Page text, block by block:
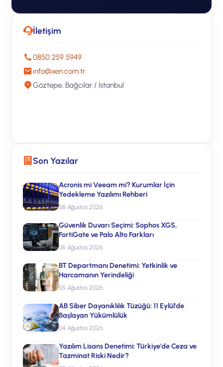
İletişim
0850 259 5949
info@xen.com.tr
Göztepe, Bağcılar / İstanbul
Son Yazılar
Acronis mi Veeam mi? Kurumlar İçin
Yedekleme Yazılımı Rehberi
08 Ağustos 2026
Güvenlik Duvarı Seçimi: Sophos XGS,
FortiGate ve Palo Alto Farkları
06 Ağustos 2026
BT Departmanı Denetimi: Yetkinlik ve
Harcamanın Yerindeliği
05 Ağustos 2026
AB Siber Dayanıklılık Tüzüğü: 11 Eylül'de
Başlayan Yükümlülük
04 Ağustos 2026
Yazılım Lisans Denetimi: Türkiye'de Ceza ve
Tazminat Riski Nedir?